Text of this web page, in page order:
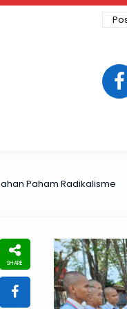
Paham Radikalisme